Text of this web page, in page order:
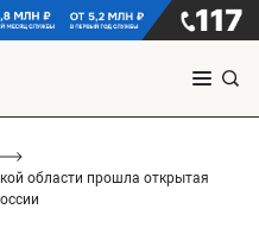
области прошла открытая